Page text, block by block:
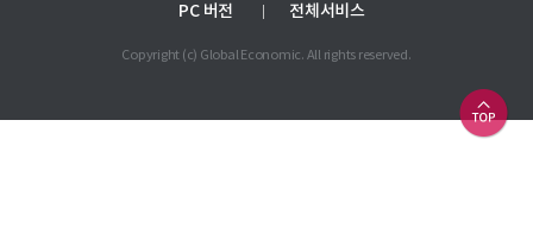
PC 버전 전체서비스
Copyright (c) Global Economic. All rights reserved.